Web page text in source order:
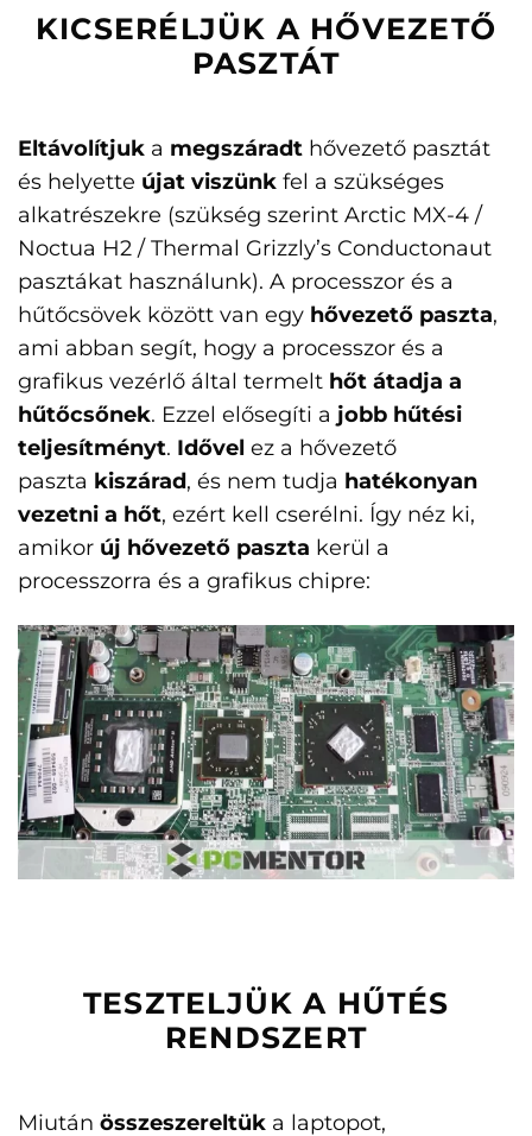
KICSERÉLJÜK A HŐVEZETŐ
PASZTÁT
Eltávolítjuk a megszáradt hővezető pasztát
és helyette újat viszünk fel a szükséges
alkatrészekre (szükség szerint Arctic MX-4 /
Noctua H2 / Thermal Grizzly’s Conductonaut
pasztákat használunk). A processzor és a
hűtőcsövek között van egy hővezető paszta,
ami abban segít, hogy a processzor és a
grafikus vezérlő által termelt hőt átadja a
hűtőcsőnek. Ezzel elősegíti a jobb hűtési
teljesítményt. Idővel ez a hővezető
paszta kiszárad, és nem tudja hatékonyan
vezetni a hőt, ezért kell cserélni. Így néz ki,
amikor új hővezető paszta kerül a
processzorra és a grafikus chipre:
TESZTELJÜK A HŰTÉS
RENDSZERT
Miután összeszereltük a laptopot,